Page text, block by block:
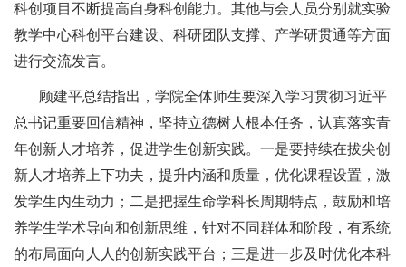
科创项目不断提高自身科创能力。其他与会人员分别就实验
教学中心科创平台建设、科研团队支撑、产学研贯通等方面
进行交流发言。
顾建平总结指出，学院全体师生要深入学习贯彻习近平
总书记重要回信精神，坚持立德树人根本任务，认真落实青
年创新人才培养，促进学生创新实践。一是要持续在拔尖创
新人才培养上下功夫，提升内涵和质量，优化课程设置，激
发学生内生动力；二是把握生命学科长周期特点，鼓励和培
养学生学术导向和创新思维，针对不同群体和阶段，有系统
的布局面向人人的创新实践平台；三是进一步及时优化本科